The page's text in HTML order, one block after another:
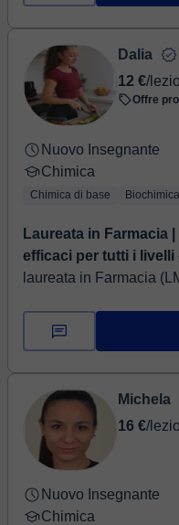
Dalia
12 €/
Offre
Nuovo Insegnante
Chimica
Chimica di base Biochimica
Laureata in Farmacia
efficaci per tutti i livelli ⏤
laureata in Farmacia
particolare Ch...
Michela
16 €/
Nuovo Insegnante
Chimica